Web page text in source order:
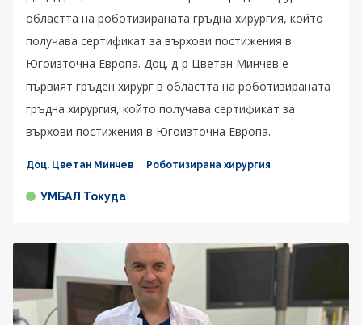
областта на роботизираната гръдна хирургия, който
получава сертификат за върхови постижения в
Югоизточна Европа. Доц. д-р Цветан Минчев е
първият гръден хирург в областта на роботизираната
гръдна хирургия, който получава сертификат за
върхови постижения в Югоизточна Европа.
Доц. Цветан Минчев Роботизирана хирургия
УМБАЛ Токуда